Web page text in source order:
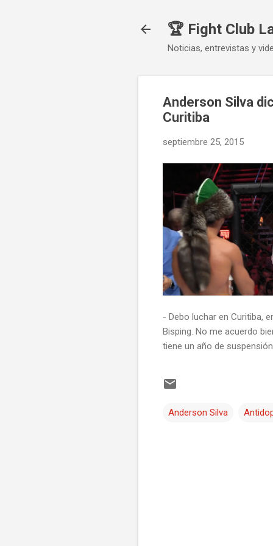
🏆 Fight Club
Noticias, entrevistas y
Anderson Silva
Curitiba
septiembre 25, 2015
- Debo luchar en Curitiba,
Bisping. No me acuerdo
tiene un año de
Anderson Silva